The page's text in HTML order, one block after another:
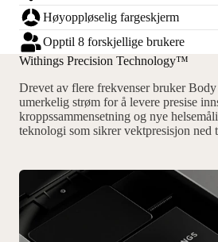
Høyoppløselig fargeskjerm
Opptil 8 forskjellige brukere
Withings Precision Technology™
Drevet av flere frekvenser bruker
umerkelig strøm for å levere presise
kroppssammensetning og nye
teknologi som sikrer vektpresisjon ned